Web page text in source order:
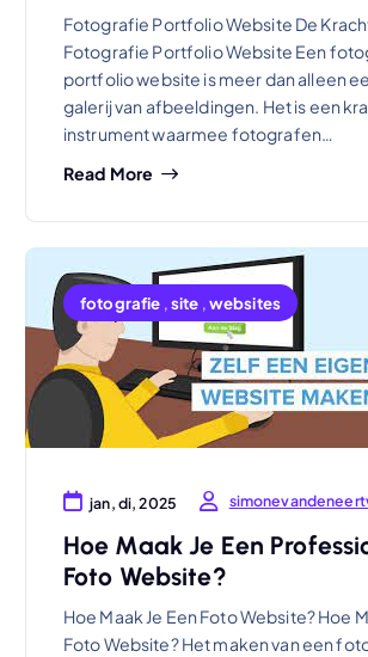
Fotografie Portfolio Website De
Fotografie Portfolio Website Een
portfolio website is meer dan alleen
galerij van afbeeldingen. Het is een
instrument waarmee fotografen…
Read More
fotografie ,site ,websites
jan, di, 2025
Hoe Maak Je Een
Foto Website?
Hoe Maak Je Een Foto Website? Hoe
Foto Website? Het maken van een